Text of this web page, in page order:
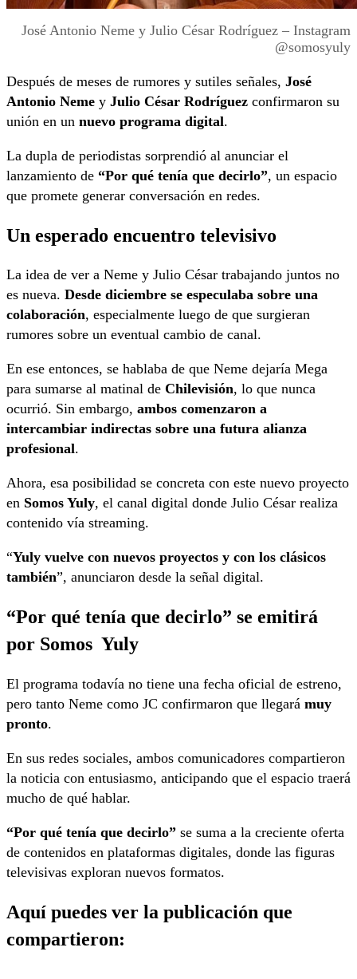
José Antonio Neme y Julio César Rodríguez – Instagram
@somosyuly
Después de meses de rumores y sutiles señales, José
Antonio Neme y Julio César Rodríguez confirmaron su
unión en un nuevo programa digital.
La dupla de periodistas sorprendió al anunciar el
lanzamiento de “Por qué tenía que decirlo”, un espacio
que promete generar conversación en redes.
Un esperado encuentro televisivo
La idea de ver a Neme y Julio César trabajando juntos no
es nueva. Desde diciembre se especulaba sobre una
colaboración, especialmente luego de que surgieran
rumores sobre un eventual cambio de canal.
En ese entonces, se hablaba de que Neme dejaría Mega
para sumarse al matinal de Chilevisión, lo que nunca
ocurrió. Sin embargo, ambos comenzaron a
intercambiar indirectas sobre una futura alianza
profesional.
Ahora, esa posibilidad se concreta con este nuevo proyecto
en Somos Yuly, el canal digital donde Julio César realiza
contenido vía streaming.
“Yuly vuelve con nuevos proyectos y con los clásicos
también”, anunciaron desde la señal digital.
“Por qué tenía que decirlo” se emitirá
por Somos Yuly
El programa todavía no tiene una fecha oficial de estreno,
pero tanto Neme como JC confirmaron que llegará muy
pronto.
En sus redes sociales, ambos comunicadores compartieron
la noticia con entusiasmo, anticipando que el espacio traerá
mucho de qué hablar.
“Por qué tenía que decirlo” se suma a la creciente oferta
de contenidos en plataformas digitales, donde las figuras
televisivas exploran nuevos formatos.
Aquí puedes ver la publicación que
compartieron: